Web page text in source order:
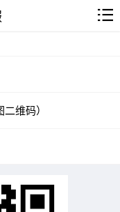
维码）